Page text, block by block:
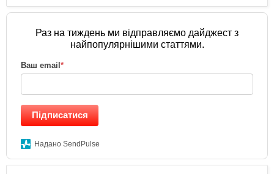
Раз на тиждень ми відправляємо дайджест з
найпопулярнішими статтями.
Ваш email *
Підписатися
Надано SendPulse